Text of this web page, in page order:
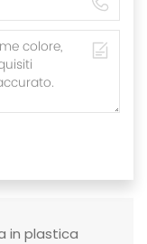
in plastica